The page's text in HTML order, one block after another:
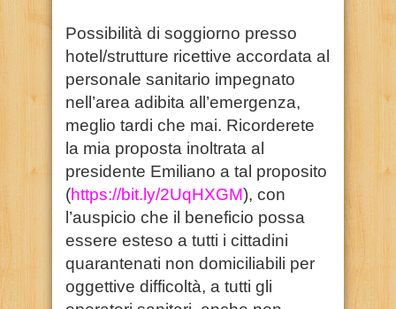
Possibilità di soggiorno presso
hotel/strutture ricettive accordata al
personale sanitario impegnato
nell’area adibita all’emergenza,
meglio tardi che mai. Ricorderete
la mia proposta inoltrata al
presidente Emiliano a tal proposito
(https://bit.ly/2UqHXGM), con
l’auspicio che il beneficio possa
essere esteso a tutti i cittadini
quarantenati non domiciliabili per
oggettive difficoltà, a tutti gli